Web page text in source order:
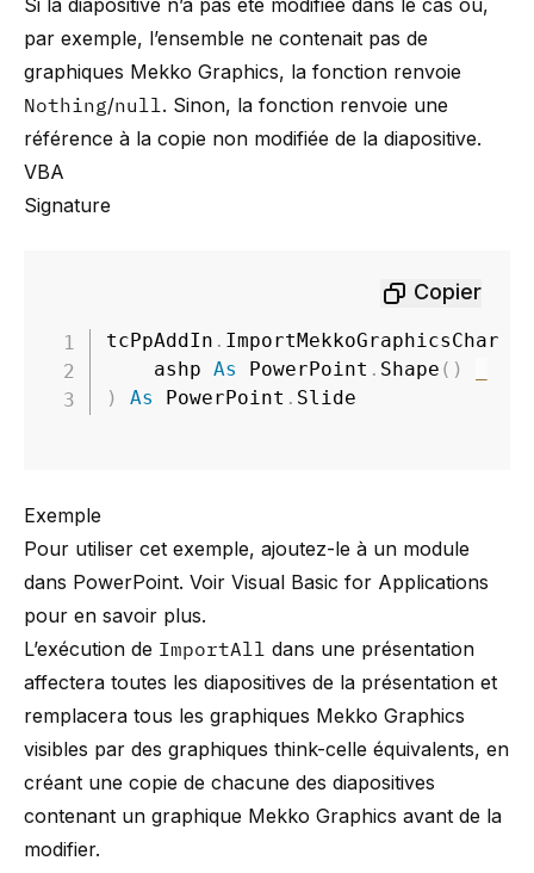
Si la diapositive n’a pas été modifiée dans le cas où,
par exemple, l’ensemble ne contenait pas de
graphiques Mekko Graphics, la fonction renvoie
Nothing/null. Sinon, la fonction renvoie une
référence à la copie non modifiée de la diapositive.
VBA
Signature
Copier
tcPpAddIn . ImportMekkoGraphicsCharts
    ashp
As PowerPoint . Shape ( )
)
As PowerPoint . Slide
Exemple
Pour utiliser cet exemple, ajoutez-le à un module
dans PowerPoint. Voir Visual Basic for Applications
pour en savoir plus.
L’exécution de ImportAll dans une présentation
affectera toutes les diapositives de la présentation et
remplacera tous les graphiques Mekko Graphics
visibles par des graphiques think-celle équivalents, en
créant une copie de chacune des diapositives
contenant un graphique Mekko Graphics avant de la
modifier.